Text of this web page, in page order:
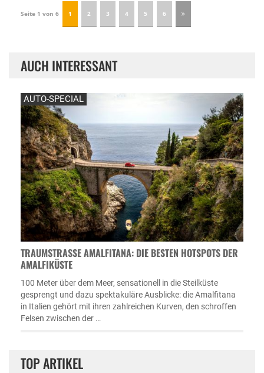
Seite 1 von 6 1 2 3 4 5 6
AUCH INTERESSANT
AUTO-SPECIAL
TRAUMSTRASSE AMALFITANA: DIE BESTEN HOTSPOTS DER A
MALFIKÜSTE
100 Meter über dem Meer, sensationell in die Steilküste
gesprengt und dazu spektakuläre Ausblicke: die Amalfitana
in Italien gehört mit ihren zahlreichen Kurven, den schroffen
Felsen zwischen der …
TOP ARTIKEL